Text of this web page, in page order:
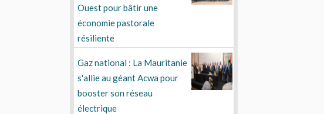
Ouest pour bâtir une
économie pastorale
résiliente
Gaz national : La Mauritanie
s'allie au géant Acwa pour
booster son réseau
électrique